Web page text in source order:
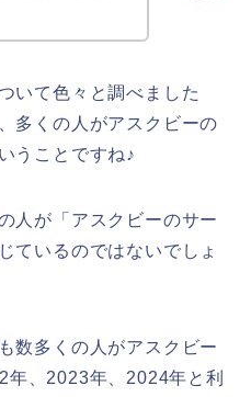
いて色々と調べました
多くの人がアスクビーの
うことですね♪
人が「アスクビーのサー
ているのではないでしょ
数多くの人がアスクビー
、2023年、2024年と利